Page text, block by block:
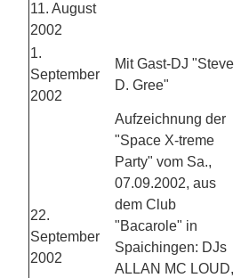
11. August
2002
1.
September
2002
Mit Gast-DJ "Steve
D. Gree"
22.
September
2002
Aufzeichnung der
"Space X-treme
Party" vom Sa.,
07.09.2002, aus
dem Club
"Bacarole" in
Spaichingen: DJs
ALLAN MC LOUD,